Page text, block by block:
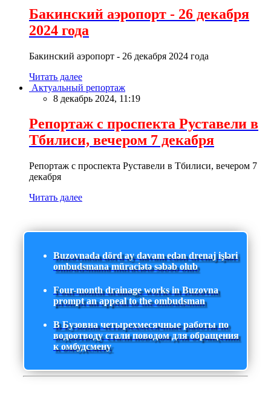
Бакинский аэропорт - 26 декабря
2024 года
Бакинский аэропорт - 26 декабря 2024 года
Читать далее
Актуальный репортаж
8 декабрь 2024, 11:19
Репортаж с проспекта Руставели в
Тбилиси, вечером 7 декабря
Репортаж с проспекта Руставели в Тбилиси, вечером 7
декабря
Читать далее
Buzovnada dörd ay davam edən drenaj işləri
ombudsmana müraciətə səbəb olub
Four-month drainage works in Buzovna
prompt an appeal to the ombudsman
В Бузовна четырехмесячные работы по
водоотводу стали поводом для обращения
к омбудсмену